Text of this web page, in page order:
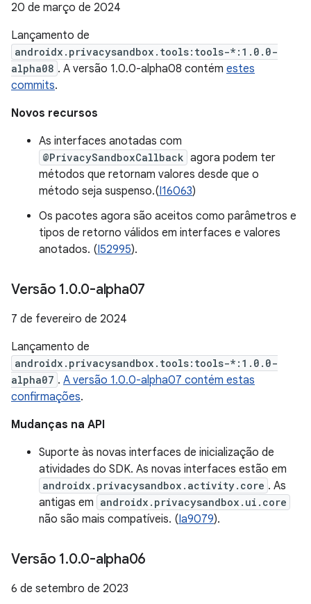
20 de março de 2024
Lançamento de
androidx.privacysandbox.tools:tools-*:1.0.0-
alpha08 . A versão 1.0.0-alpha08 contém estes
commits.
Novos recursos
As interfaces anotadas com
@PrivacySandboxCallback agora podem ter
métodos que retornam valores desde que o
método seja suspenso.(I16063)
Os pacotes agora são aceitos como parâmetros e
tipos de retorno válidos em interfaces e valores
anotados. (I52995).
Versão 1.0.0-alpha07
7 de fevereiro de 2024
Lançamento de
androidx.privacysandbox.tools:tools-*:1.0.0-
alpha07 . A versão 1.0.0-alpha07 contém estas
confirmações.
Mudanças na API
Suporte às novas interfaces de inicialização de
atividades do SDK. As novas interfaces estão em
androidx.privacysandbox.activity.core . As
antigas em androidx.privacysandbox.ui.core
não são mais compatíveis. (Ia9079).
Versão 1.0.0-alpha06
6 de setembro de 2023